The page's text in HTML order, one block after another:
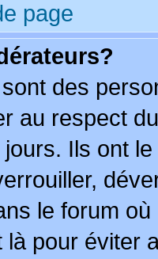
page
des
au respect
Ils ont
le forum
là pour éviter